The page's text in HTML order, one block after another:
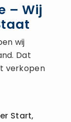
– Wij
wij
Dat
verkopen
Start,